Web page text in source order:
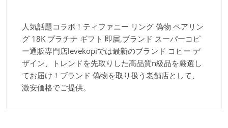
人気話題コラボ！ティファニー リング 偽物 ペアリン
グ 18K プラチナ ギフト 即届,ブランド スーパーコピ
ー通販専門店levekopiでは最新のブランド コピー デ
ザイン、トレンドを先取りした高品質n級品を厳選し
てお届け！ブランド 偽物を取り扱う老舗店として、
激安価格でご提供。